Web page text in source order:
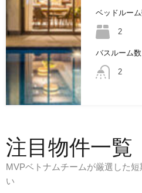
ベッドルー
2
バスルーム数
2
注目物件一覧
MVPベトナムチームが厳選した
い